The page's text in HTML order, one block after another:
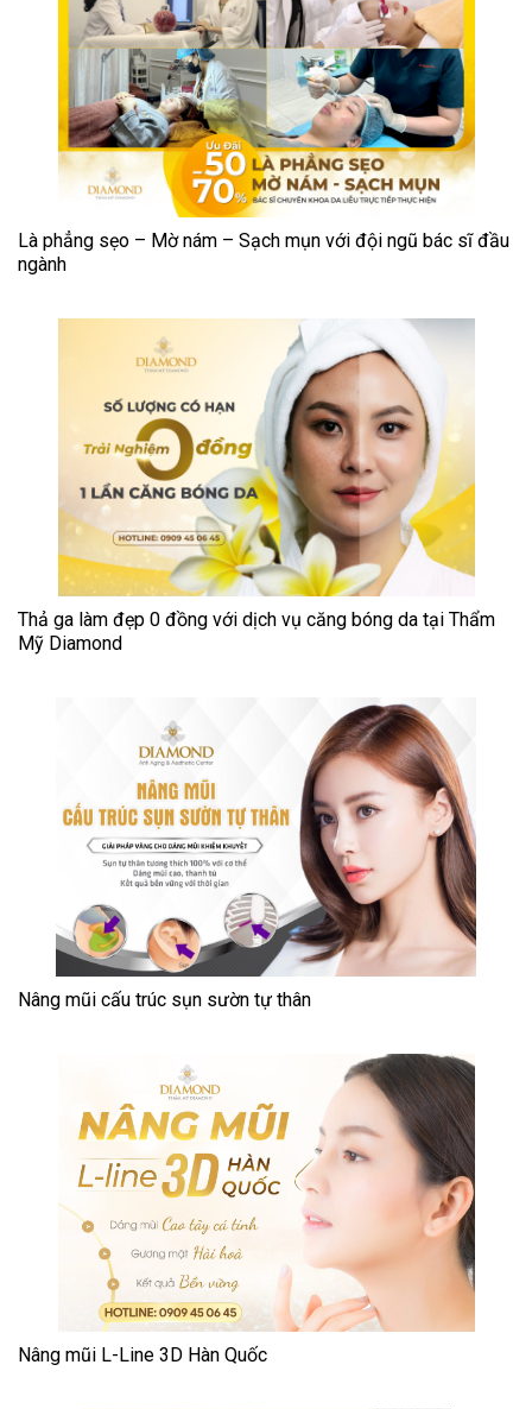
Là phẳng sẹo – Mờ nám – Sạch mụn với đội ngũ bác sĩ đầu
ngành
Thả ga làm đẹp 0 đồng với dịch vụ căng bóng da tại Thẩm
Mỹ Diamond
Nâng mũi cấu trúc sụn sườn tự thân
Nâng mũi L-Line 3D Hàn Quốc